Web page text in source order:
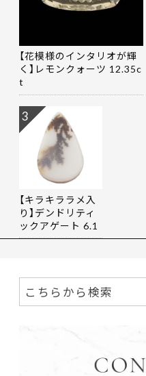
【花模様のインタリオが輝
く】レモンクォーツ 12.35c
t
【キラキララメ入
り】デンドリティ
ックアゲート 6.1
9ct
3